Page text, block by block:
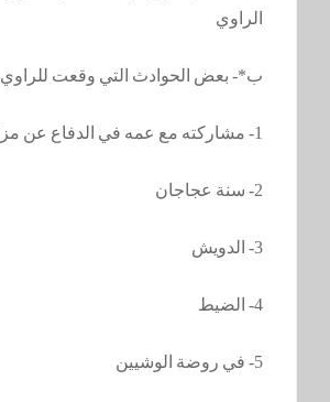
الراوي
ب*- بعض الحوادث التي وقعت للراوي
1- مشاركته مع عمه في الدفاع عن مزارعهم
2- سنة عجاجان
3- الدويش
4- الضيط
5- في روضة الوشيين